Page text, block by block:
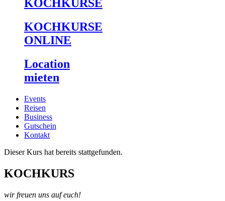
KOCHKURSE
KOCHKURSE
ONLINE
Location
mieten
Events
Reisen
Business
Gutschein
Kontakt
Dieser Kurs hat bereits stattgefunden.
KOCHKURS
wir freuen uns auf euch!